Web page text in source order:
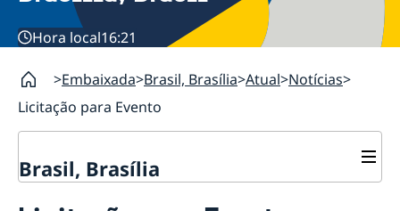
Hora local16:21
Embaixada Brasil, Brasília Atual Notícias
Licitação para Evento
Brasil, Brasília